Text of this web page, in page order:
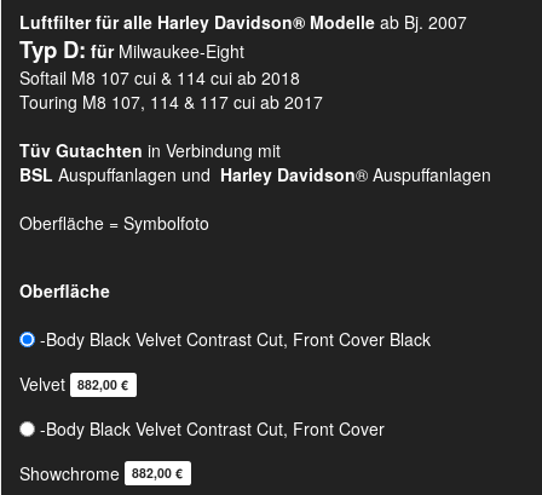
Luftfilter für alle Harley Davidson® Modelle ab Bj. 2007
Typ D: für Milwaukee-Eight
Softail M8 107 cui & 114 cui ab 2018
Touring M8 107, 114 & 117 cui ab 2017
Tüv Gutachten in Verbindung mit
BSL Auspuffanlagen und Harley Davidson® Auspuffanlagen
Oberfläche = Symbolfoto
Oberfläche
-Body Black Velvet Contrast Cut, Front Cover Black
Velvet
882,00 €
-Body Black Velvet Contrast Cut, Front Cover
Showchrome
882,00 €